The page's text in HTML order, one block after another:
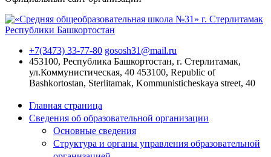
+7(3473) 33-77-80 gososh31@mail.ru
453100, Республика Башкортостан, г. Стерлитамак,
ул.Коммунистическая, 40 453100, Republic of
Bashkortostan, Sterlitamak, Kommunisticheskaya street, 40
Главная страница
Сведения об образовательной организации
Основные сведения
Структура и органы управления образовательной